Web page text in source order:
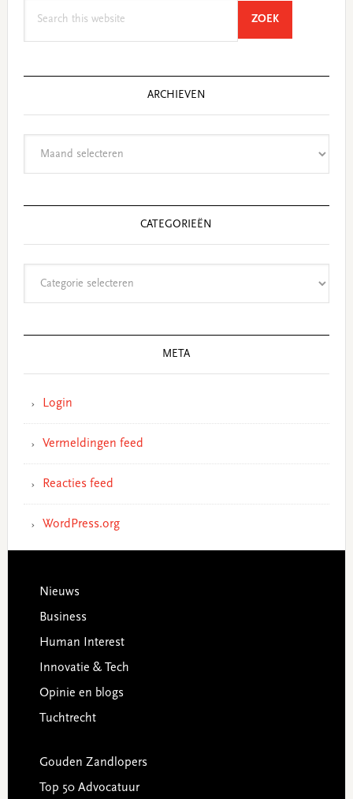
ZOEKSEARCH
ARCHIEVEN
CATEGORIEËN
META
Login
Vermeldingen feed
Reacties feed
WordPress.org
Footer
Nieuws
Business
Human Interest
Innovatie & Tech
Opinie en blogs
Tuchtrecht
Gouden Zandlopers
Top 50 Advocatuur